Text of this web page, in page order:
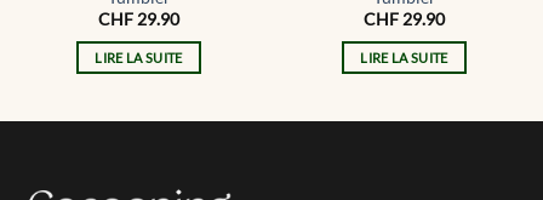
CHF 29.90
LIRE LA SUITE
CHF 29.90
LIRE LA SUITE